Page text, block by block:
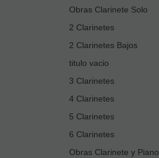
Obras Clarinete Solo
2 Clarinetes
2 Clarinetes Bajos
titulo vacio
3 Clarinetes
4 Clarinetes
5 Clarinetes
6 Clarinetes
Obras Clarinete y Piano